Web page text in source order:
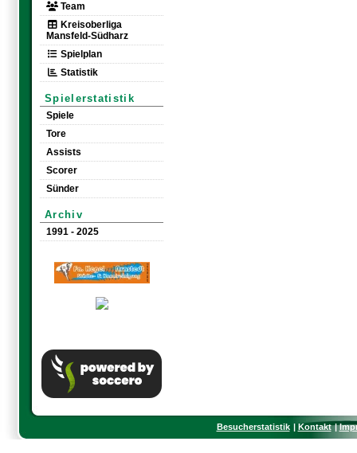
Team
Kreisoberliga
Mansfeld-Südharz
Spielplan
Statistik
Spielerstatistik
Spiele
Tore
Assists
Scorer
Sünder
Archiv
1991 - 2025
Besucherstatistik Kontakt